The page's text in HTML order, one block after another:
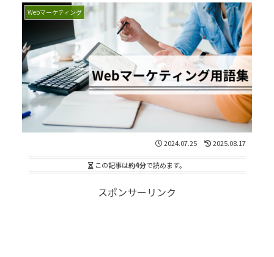
Webマーケティング
2024.07.25 2025.08.17
この記事は約4分で読めます。
スポンサーリンク